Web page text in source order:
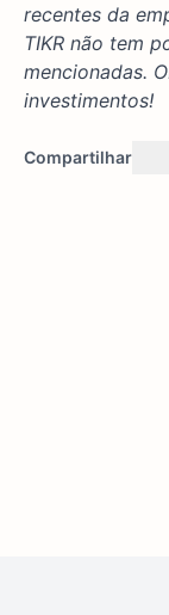
recentes da
TIKR não tem
mencionadas.
investimentos!
Compartilhar